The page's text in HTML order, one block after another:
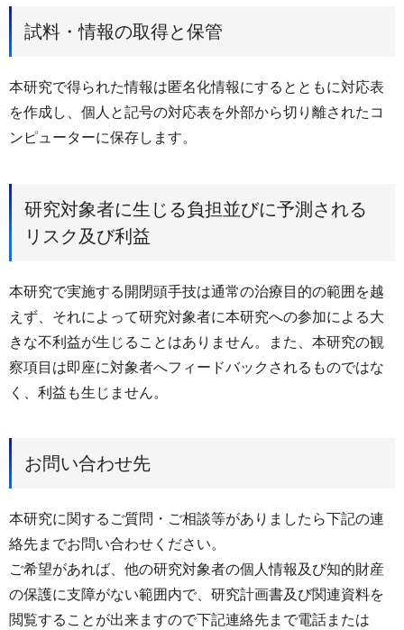
試料・情報の取得と保管
本研究で得られた情報は匿名化情報にするとともに対応表
を作成し、個人と記号の対応表を外部から切り離されたコ
ンピューターに保存します。
研究対象者に生じる負担並びに予測される
リスク及び利益
本研究で実施する開閉頭手技は通常の治療目的の範囲を越
えず、それによって研究対象者に本研究への参加による大
きな不利益が生じることはありません。また、本研究の観
察項目は即座に対象者へフィードバックされるものではな
く、利益も生じません。
お問い合わせ先
本研究に関するご質問・ご相談等がありましたら下記の連
絡先までお問い合わせください。
ご希望があれば、他の研究対象者の個人情報及び知的財産
の保護に支障がない範囲内で、研究計画書及び関連資料を
閲覧することが出来ますので下記連絡先まで電話または